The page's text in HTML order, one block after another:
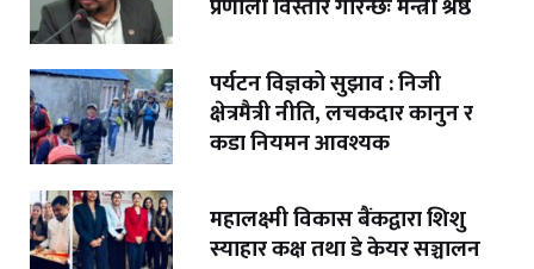
प्रणाली विस्तार गरिन्छः मन्त्री श्रेष्ठ
पर्यटन विज्ञको सुझाव : निजी
क्षेत्रमैत्री नीति, लचकदार कानुन र
कडा नियमन आवश्यक
महालक्ष्मी विकास बैंकद्वारा शिशु
स्याहार कक्ष तथा डे केयर सञ्चालन